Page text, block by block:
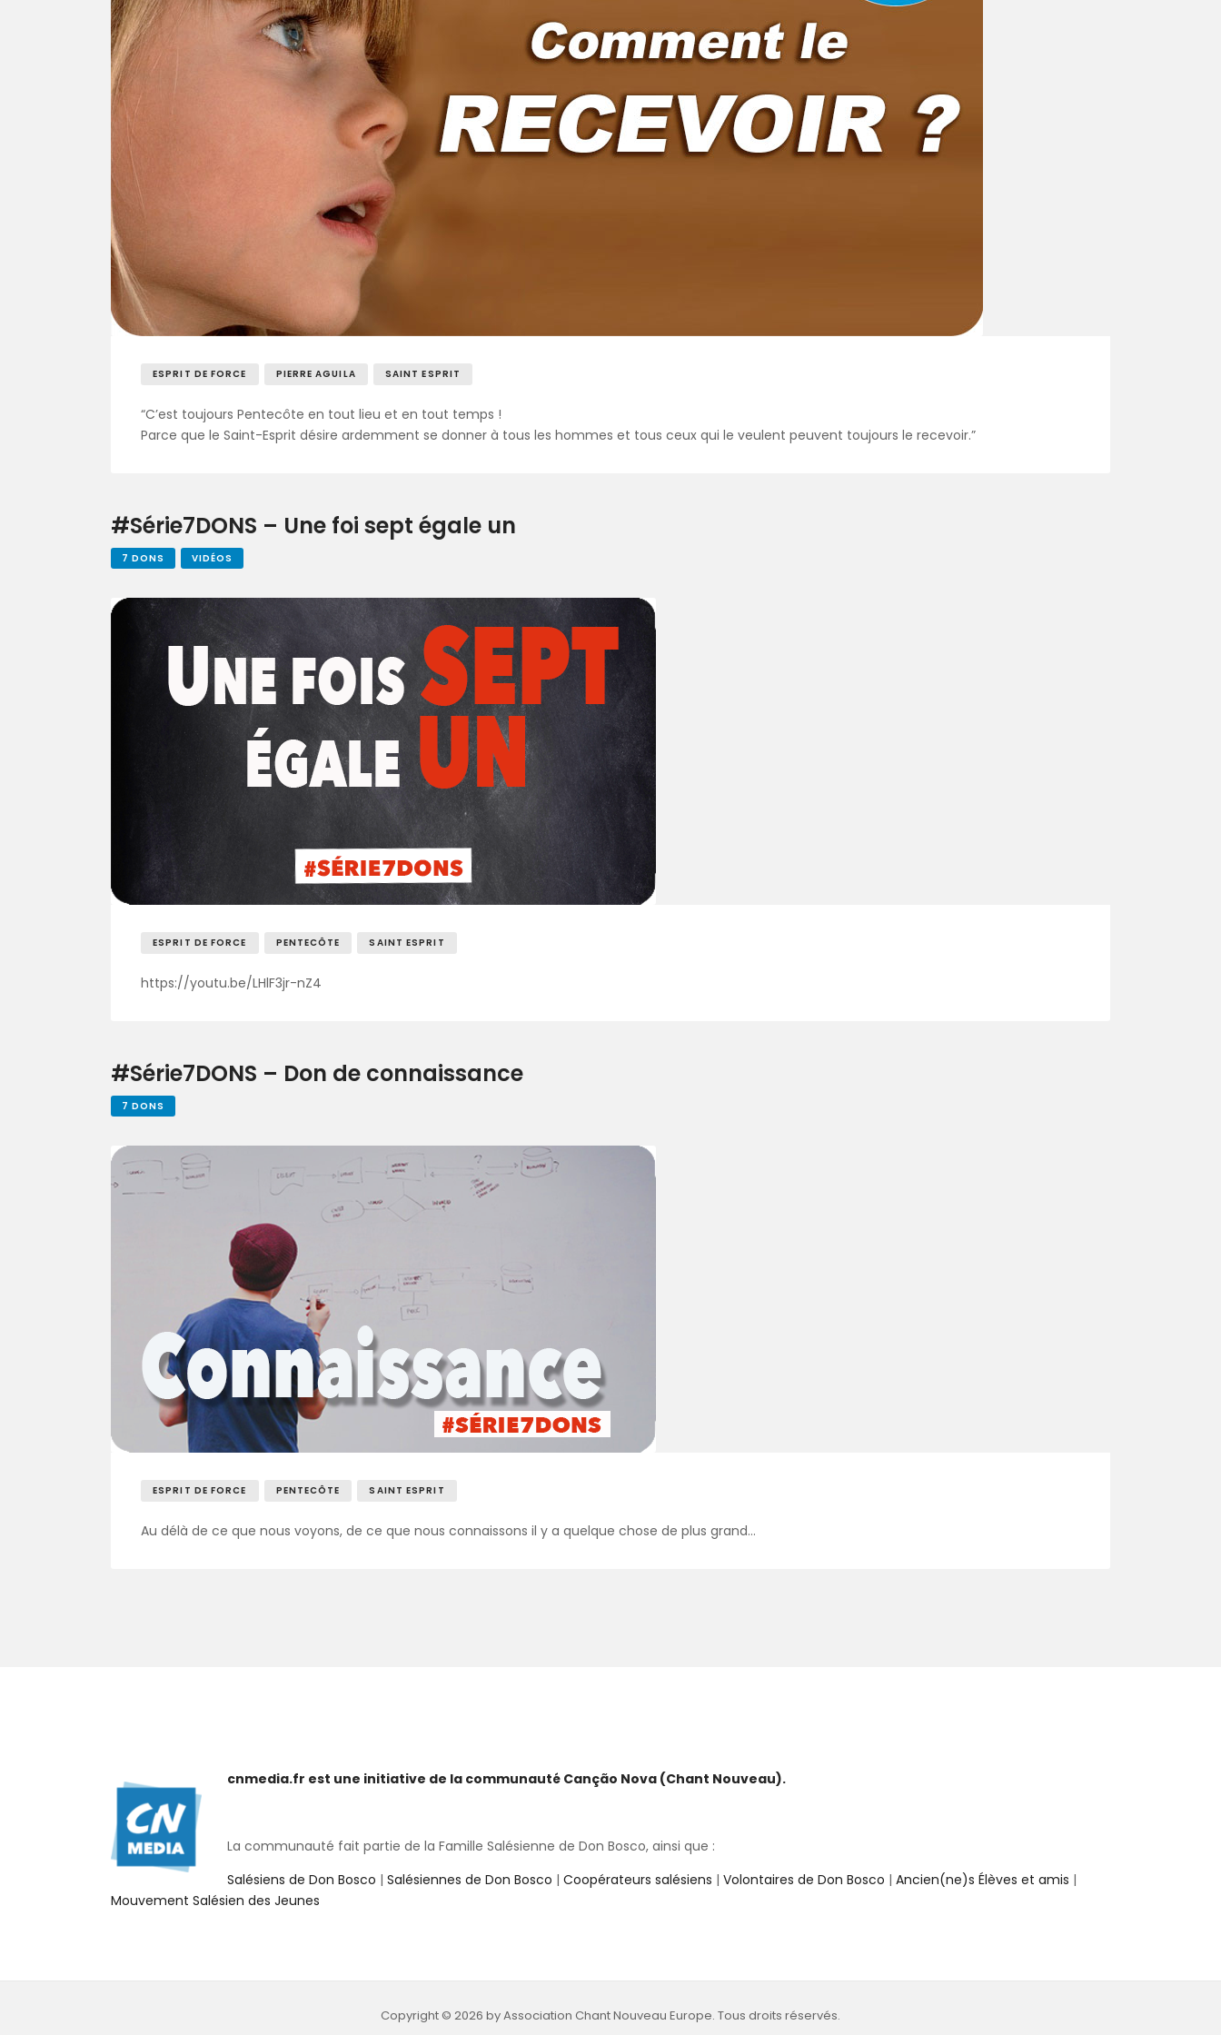
ESPRIT DE FORCE PIERRE AGUILA SAINT ESPRIT
“C’est toujours Pentecôte en tout lieu et en tout temps !
Parce que le Saint-Esprit désire ardemment se donner à tous les hommes et tous ceux qui le veulent peuvent toujours le recevoir.”
#Série7DONS – Une foi sept égale un
7 DONS VIDÉOS
ESPRIT DE FORCE PENTECÔTE SAINT ESPRIT
https://youtu.be/LHlF3jr-nZ4
#Série7DONS – Don de connaissance
7 DONS
ESPRIT DE FORCE PENTECÔTE SAINT ESPRIT
Au délà de ce que nous voyons, de ce que nous connaissons il y a quelque chose de plus grand…
cnmedia.fr est une initiative de la communauté Canção Nova (Chant Nouveau).
La communauté fait partie de la Famille Salésienne de Don Bosco, ainsi que :
Salésiens de Don Bosco | Salésiennes de Don Bosco | Coopérateurs salésiens | Volontaires de Don Bosco | Ancien(ne)s Élèves et amis |
Mouvement Salésien des Jeunes
Copyright © 2026 by Association Chant Nouveau Europe. Tous droits réservés.